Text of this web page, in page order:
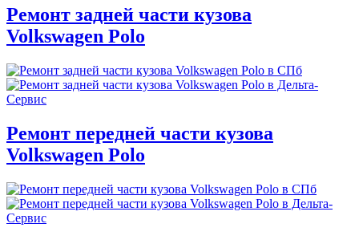
Ремонт задней части кузова
Volkswagen Polo
Ремонт передней части кузова
Volkswagen Polo